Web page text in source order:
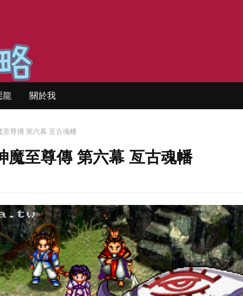
龍 關於我
至尊傳 第六幕 亙古魂幡
魔至尊傳 第六幕 亙古魂幡